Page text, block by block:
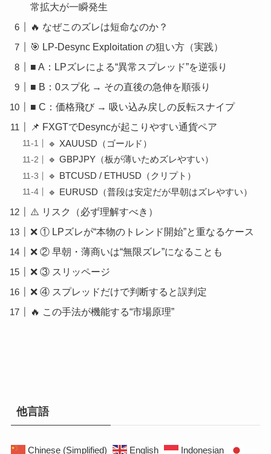
常拡大が一瞬発生
🔥 なぜこのズレは短命なのか？
🎯 LP-Desync Exploitation の狙い方（実践）
■ A：LPズレによる“異常スプレッド”を逆張り
■ B：0スプ化 → その直後の急伸を順張り
■ C：価格飛び → 吸い込み戻しの反転スナイプ
📌 FXGTでDesyncが起こりやすい通貨ペア
🔹 XAUUSD（ゴールド）
🔹 GBPJPY（板が薄いためズレやすい）
🔹 BTCUSD / ETHUSD（クリプト）
🔹 EURUSD（普段は安定だが早朝はズレやすい）
⚠️ リスク（必ず理解すべき）
❌ ① LPズレが“本物のトレンド開始”と重なるケース
❌ ② 早朝・薄商いは“無限ズレ”になることも
❌ ③ スリッページ
❌ ④ スプレッドだけで判断すると誤判定
🔥 この手法が機能する“市場原理”
他言語
Chinese (Simplified) English Indonesian